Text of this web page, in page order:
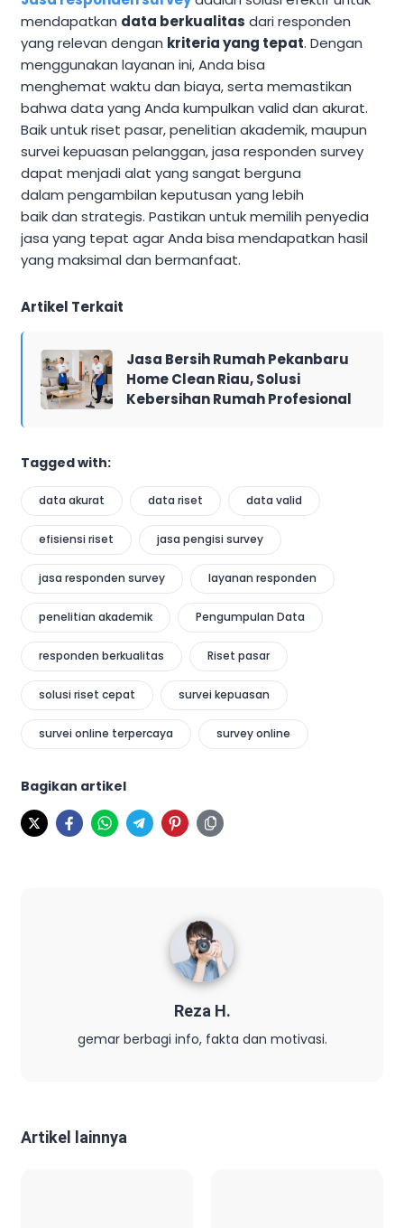
mendapatkan data berkualitas dari responden
yang relevan dengan kriteria yang tepat. Dengan
menggunakan layanan ini, Anda bisa
menghemat waktu dan biaya, serta memastikan
bahwa data yang Anda kumpulkan valid dan akurat.
Baik untuk riset pasar, penelitian akademik, maupun
survei kepuasan pelanggan, jasa responden survey
dapat menjadi alat yang sangat berguna
dalam pengambilan keputusan yang lebih
baik dan strategis. Pastikan untuk memilih penyedia
jasa yang tepat agar Anda bisa mendapatkan hasil
yang maksimal dan bermanfaat.
Artikel Terkait
Jasa Bersih Rumah Pekanbaru
Home Clean Riau, Solusi
Kebersihan Rumah Profesional
Tagged with:
data akurat data riset data valid
efisiensi riset jasa pengisi survey
jasa responden survey layanan responden
penelitian akademik Pengumpulan Data
responden berkualitas Riset pasar
solusi riset cepat survei kepuasan
survei online terpercaya survey online
Bagikan artikel
Reza H.
gemar berbagi info, fakta dan motivasi.
Artikel lainnya